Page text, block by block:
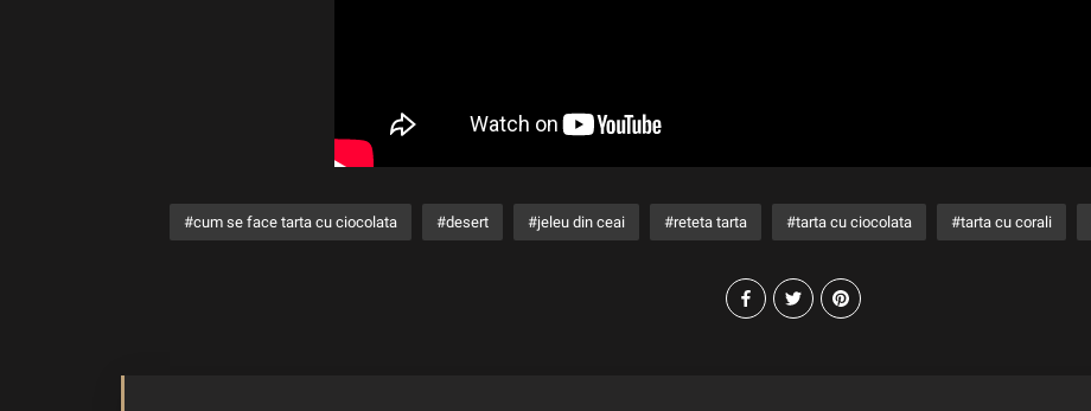
cum se face tarta cu ciocolata desert jeleu din ceai reteta tarta tarta cu ciocolata tarta cu corali